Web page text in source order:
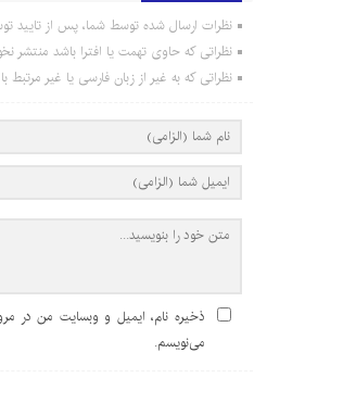
نظرات ارسال شده توسط شما، پس از تایید
نظراتی که حاوی تهمت یا افترا باشد منتشر
نظراتی که به غیر از زبان فارسی یا غیر
ذخیره نام، ایمیل و وبسایت من در
می‌نویسم.